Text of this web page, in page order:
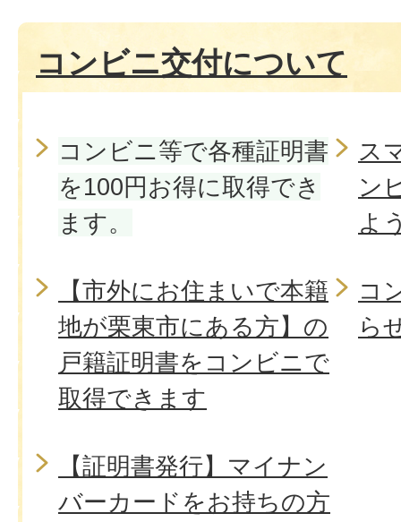
コンビニ交付について
コンビニ等で各種証明書
を100円お得に取得でき
ます。
ス
ン
よ
【市外にお住まいで本籍
地が栗東市にある方】の
戸籍証明書をコンビニで
取得できます
コ
ら
【証明書発行】マイナン
バーカードをお持ちの方